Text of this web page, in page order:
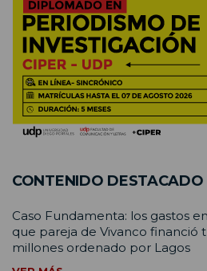
CONTENIDO DESTACADO
Caso Fundamenta: los gastos
que pareja de Vivanco financió
millones ordenado por Lagos